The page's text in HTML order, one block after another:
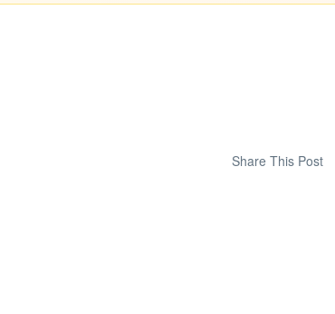
Share This Post